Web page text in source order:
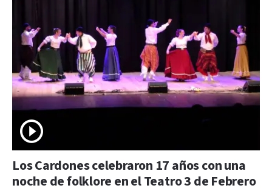
Los Cardones celebraron 17 años con una
noche de folklore en el Teatro 3 de Febrero